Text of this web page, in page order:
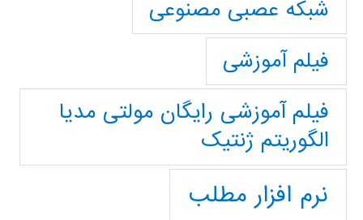
شبکه عصبی مصنوعی
فیلم آموزشی
فیلم آموزشی رایگان مولتی مدیا
الگوریتم ژنتیک
نرم افزار مطلب